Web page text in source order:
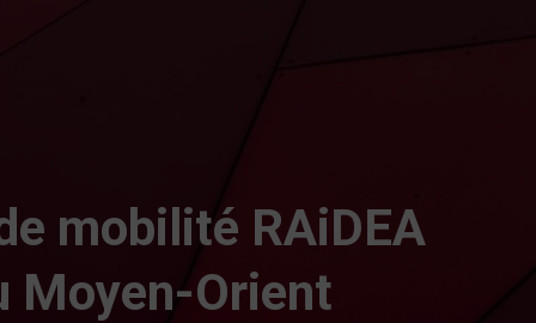
mobilité RAiDEA
Moyen-Orient